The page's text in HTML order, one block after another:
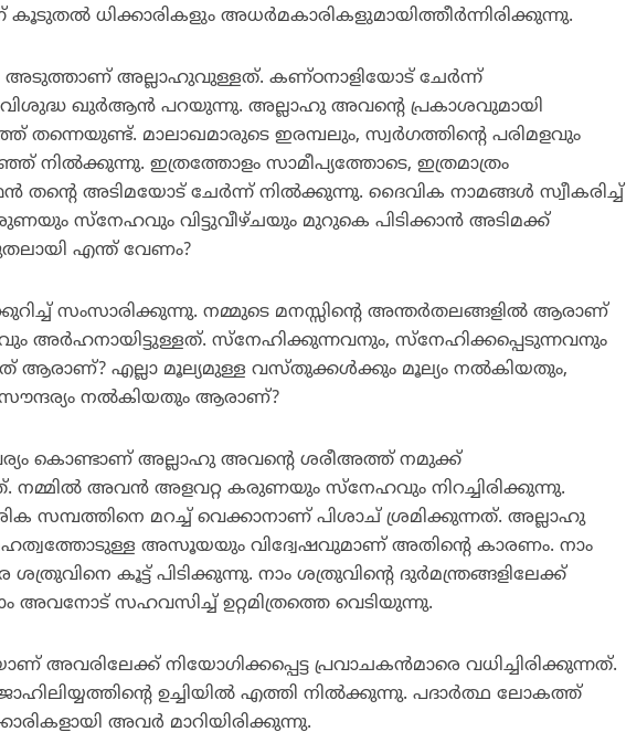
കൂടുതല്‍ ധിക്കാരികളും അധര്‍മകാരികളുമായിത്തീര്‍ന്നിരിക്കുന്നു.
അടുത്താണ് അല്ലാഹുവുള്ളത്. കണ്ഠനാളിയോട് ചേര്‍ന്ന്
ഖുര്‍ആന്‍ പറയുന്നു. അല്ലാഹു അവന്റെ പ്രകാശവുമായി
തന്നെയുണ്ട്. മാലാഖമാരുടെ ഇരമ്പലും, സ്വര്‍ഗത്തിന്റെ പരിമളവും
നില്‍ക്കുന്നു. ഇത്രത്തോളം സാമീപ്യത്തോടെ, ഇത്രമാത്രം
അടിമയോട് ചേര്‍ന്ന് നില്‍ക്കുന്നു. ദൈവിക നാമങ്ങള്‍ സ്വീകരിച്ച്
സ്‌നേഹവും വിട്ടുവീഴ്ചയും മുറുകെ പിടിക്കാന്‍ അടിമക്ക്
എന്ത് വേണം?
സംസാരിക്കുന്നു. നമ്മുടെ മനസ്സിന്റെ അന്തര്‍തലങ്ങളില്‍ ആരാണ്
അര്‍ഹനായിട്ടുള്ളത്. സ്‌നേഹിക്കുന്നവനും, സ്‌നേഹിക്കപ്പെടുന്നവനും
ആരാണ്? എല്ലാ മൂല്യമുള്ള വസ്തുക്കള്‍ക്കും മൂല്യം നല്‍കിയതും,
നല്‍കിയതും ആരാണ്?
കൊണ്ടാണ് അല്ലാഹു അവന്റെ ശരീഅത്ത് നമുക്ക്
നമ്മില്‍ അവന്‍ അളവറ്റ കരുണയും സ്‌നേഹവും നിറച്ചിരിക്കുന്നു.
സമ്പത്തിനെ മറച്ച് വെക്കാനാണ് പിശാച് ശ്രമിക്കുന്നത്. അല്ലാഹു
അസൂയയും വിദ്വേഷവുമാണ് അതിന്റെ കാരണം. നാം
ശത്രുവിനെ കൂട്ട് പിടിക്കുന്നു. നാം ശത്രുവിന്റെ ദുര്‍മന്ത്രങ്ങളിലേക്ക്
അവനോട് സഹവസിച്ച് ഉറ്റമിത്രത്തെ വെടിയുന്നു.
അവരിലേക്ക് നിയോഗിക്കപ്പെട്ട പ്രവാചകന്‍മാരെ വധിച്ചിരിക്കുന്നത്.
ഉച്ചിയില്‍ എത്തി നില്‍ക്കുന്നു. പദാര്‍ത്ഥ ലോകത്ത്
അവര്‍ മാറിയിരിക്കുന്നു.